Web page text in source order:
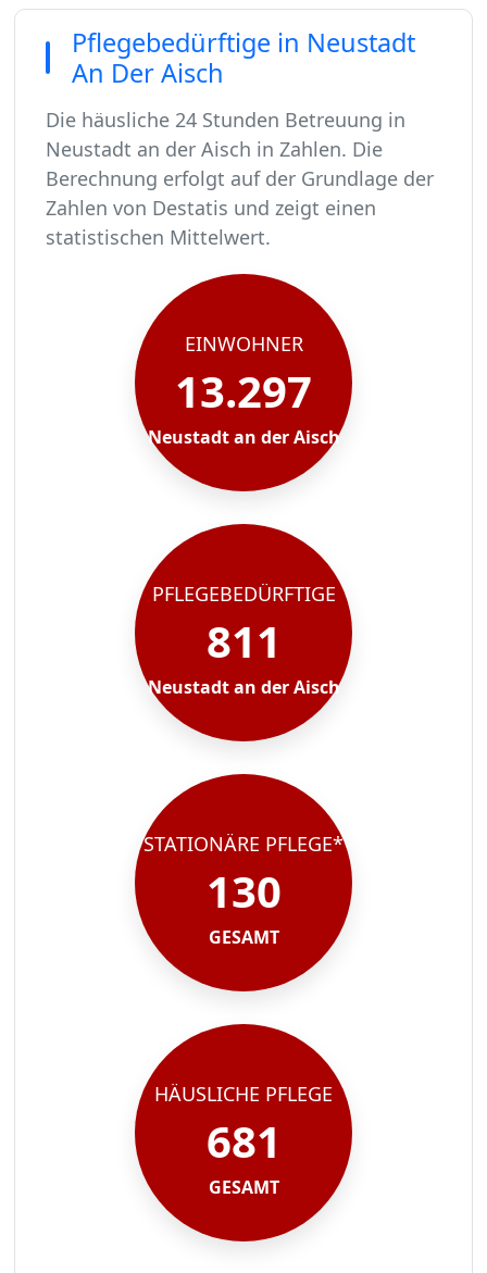
Pflegebedürftige in Neustadt
An Der Aisch
Die häusliche 24 Stunden Betreuung in
Neustadt an der Aisch in Zahlen. Die
Berechnung erfolgt auf der Grundlage der
Zahlen von Destatis und zeigt einen
statistischen Mittelwert.
In Neustadt an der Aisch leben rund 13297
Von diesen 13297 Einwohnern sind rund 811
Ca. 130 dieser pflegebedürftigen Menschen
Der Großteil der Pflegebedürftigen in
EINWOHNER
13.297
Neustadt an der Aisch
PFLEGEBEDÜRFTIGE
811
Neustadt an der Aisch
STATIONÄRE PFLEGE*
130
GESAMT
HÄUSLICHE PFLEGE
681
GESAMT